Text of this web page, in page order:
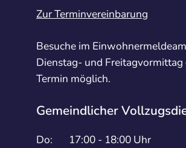
Zur Terminvereinbarung
Besuche im
Dienstag- und Freitagvormittag
Termin möglich.
Gemeindlicher
Do: 17:00 - 18:00 Uhr